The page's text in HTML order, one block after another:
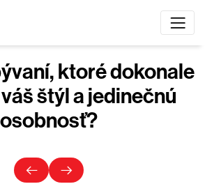
ktoré dokonale
štýl a jedinečnú
osobnosť?